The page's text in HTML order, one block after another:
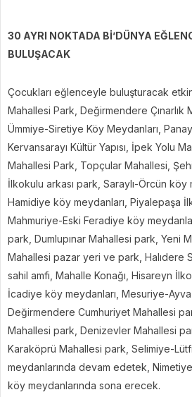
30 AYRI NOKTADA Bİ’DÜNYA
BULUŞACAK
Çocukları eğlenceyle buluşturacak
Mahallesi Park, Değirmendere Çınarlık
Ümmiye-Siretiye Köy Meydanları,
Kervansarayı Kültür Yapısı, İpek Yolu
Mahallesi Park, Topçular Mahallesi,
İlkokulu arkası park, Saraylı-Örcün
Hamidiye köy meydanları, Piyalepaşa
Mahmuriye-Eski Feradiye köy
park, Dumlupınar Mahallesi park, Yeni
Mahallesi pazar yeri ve park, Halıdere
sahil amfi, Mahalle Konağı, Hisareyn
İcadiye köy meydanları, Mesuriye-
Değirmendere Cumhuriyet Mahallesi
Mahallesi park, Denizevler Mahallesi
Karaköprü Mahallesi park, Selimiye-
meydanlarında devam edetek,
köy meydanlarında sona erecek.